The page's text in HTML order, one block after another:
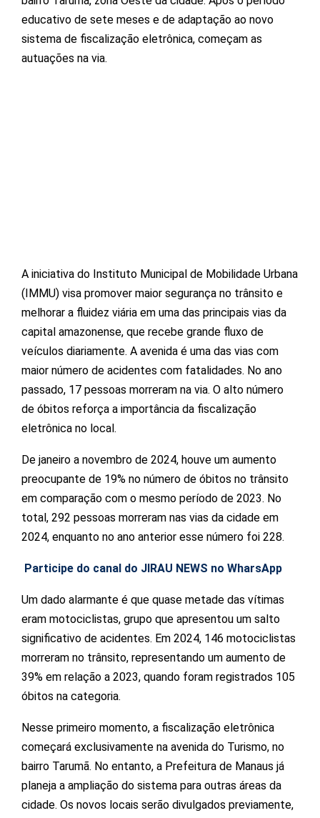
educativo de sete meses e de adaptação ao novo
sistema de fiscalização eletrônica, começam as
autuações na via.
A iniciativa do Instituto Municipal de Mobilidade Urbana
(IMMU) visa promover maior segurança no trânsito e
melhorar a fluidez viária em uma das principais vias da
capital amazonense, que recebe grande fluxo de
veículos diariamente. A avenida é uma das vias com
maior número de acidentes com fatalidades. No ano
passado, 17 pessoas morreram na via. O alto número
de óbitos reforça a importância da fiscalização
eletrônica no local.
De janeiro a novembro de 2024, houve um aumento
preocupante de 19% no número de óbitos no trânsito
em comparação com o mesmo período de 2023. No
total, 292 pessoas morreram nas vias da cidade em
2024, enquanto no ano anterior esse número foi 228.
Participe do canal do JIRAU NEWS no WharsApp
Um dado alarmante é que quase metade das vítimas
eram motociclistas, grupo que apresentou um salto
significativo de acidentes. Em 2024, 146 motociclistas
morreram no trânsito, representando um aumento de
39% em relação a 2023, quando foram registrados 105
óbitos na categoria.
Nesse primeiro momento, a fiscalização eletrônica
começará exclusivamente na avenida do Turismo, no
bairro Tarumã. No entanto, a Prefeitura de Manaus já
planeja a ampliação do sistema para outras áreas da
cidade. Os novos locais serão divulgados previamente,